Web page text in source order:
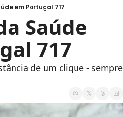
em Portugal 717
Saúde
717
de um clique - sempre